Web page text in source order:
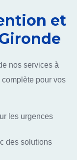
et
nos services à
pour vos
les urgences
des solutions